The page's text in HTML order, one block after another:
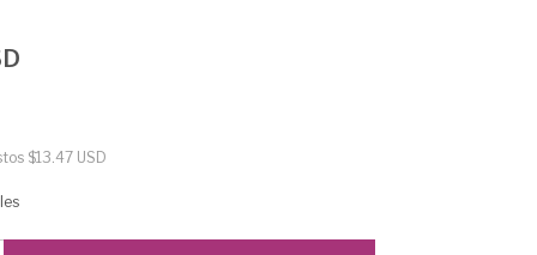
$13.47 USD